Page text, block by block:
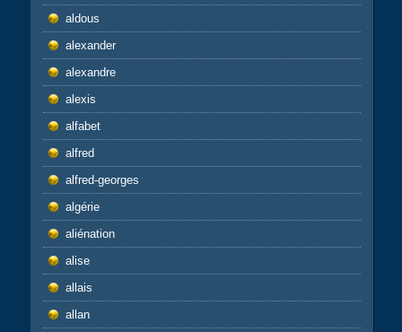
aldous
alexander
alexandre
alexis
alfabet
alfred
alfred-georges
algérie
aliénation
alise
allais
allan